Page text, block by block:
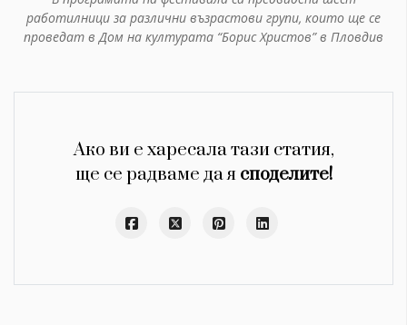
работилници за различни възрастови групи, които ще се
проведат в Дом на културата “Борис Христов” в Пловдив
Ако ви е харесала тази статия,
ще се радваме да я споделите!